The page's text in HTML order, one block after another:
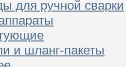
для ручной сварки
и шланг-пакеты